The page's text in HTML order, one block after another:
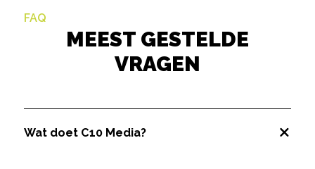
FAQ
MEEST GESTELDE
VRAGEN
Wat doet C10 Media?